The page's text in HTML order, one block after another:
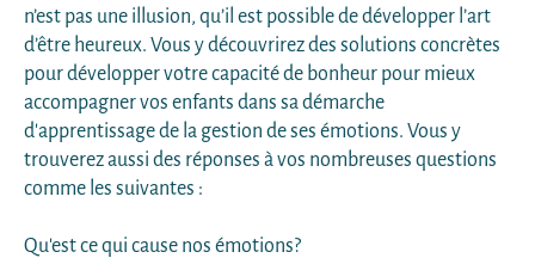
n’est pas une illusion, qu’il est possible de développer l’art
d’être heureux. Vous y découvrirez des solutions concrètes
pour développer votre capacité de bonheur pour mieux
accompagner vos enfants dans sa démarche
d'apprentissage de la gestion de ses émotions. Vous y
trouverez aussi des réponses à vos nombreuses questions
comme les suivantes :
Qu'est ce qui cause nos émotions?